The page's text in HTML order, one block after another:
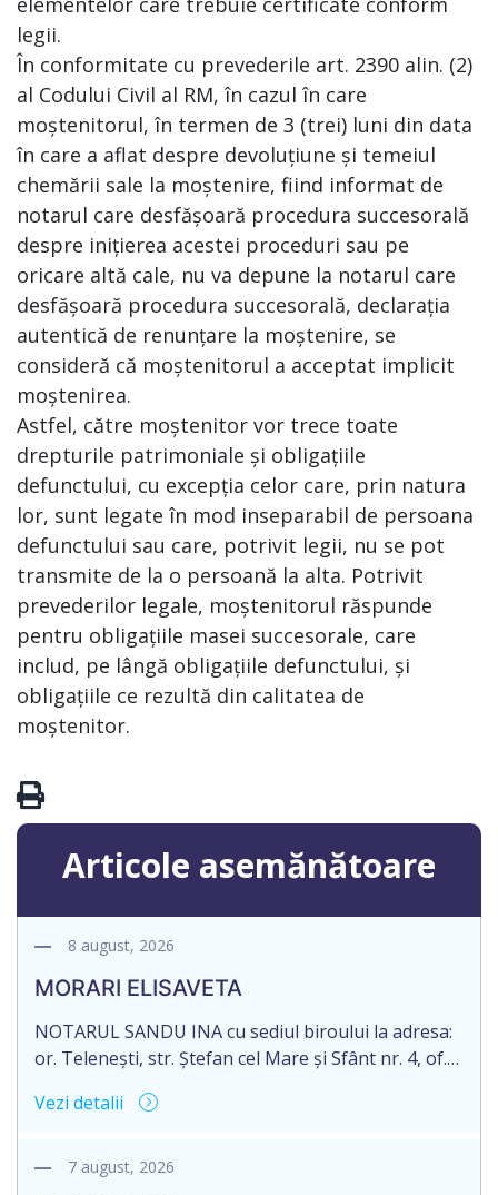
legii.
În conformitate cu prevederile art. 2390 alin. (2)
al Codului Civil al RM, în cazul în care
moștenitorul, în termen de 3 (trei) luni din data
în care a aflat despre devoluțiune și temeiul
chemării sale la moștenire, fiind informat de
notarul care desfășoară procedura succesorală
despre inițierea acestei proceduri sau pe
oricare altă cale, nu va depune la notarul care
desfășoară procedura succesorală, declarația
autentică de renunțare la moștenire, se
consideră că moștenitorul a acceptat implicit
moștenirea.
Astfel, către moștenitor vor trece toate
drepturile patrimoniale și obligațiile
defunctului, cu excepția celor care, prin natura
lor, sunt legate în mod inseparabil de persoana
defunctului sau care, potrivit legii, nu se pot
transmite de la o persoană la alta. Potrivit
prevederilor legale, moștenitorul răspunde
pentru obligațiile masei succesorale, care
includ, pe lângă obligațiile defunctului, și
obligațiile ce rezultă din calitatea de
moștenitor.
Articole asemănătoare
8 august, 2026
MORARI ELISAVETA
NOTARUL SANDU INA cu sediul biroului la adresa:
or. Telenești, str. Ștefan cel Mare și Sfânt nr. 4, of.
succesorale în urma decesului cet. MORARI
2005035073658, decedat/ă la data de 09.03.2026
Vezi detalii
7 august, 2026